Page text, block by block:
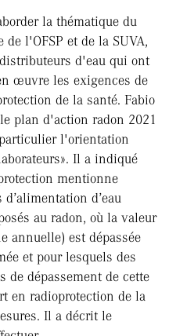
la thématique du
l'OFSP et de la SUVA,
d'eau qui ont
œuvre les exigences de
de la santé. Fabio
plan d'action radon 2021
l'orientation
Il a indiqué
mentionne
d’eau
au radon, où la valeur
annuelle) est dépassée
et pour lesquels des
de dépassement de cette
en radioprotection de la
Il a décrit le